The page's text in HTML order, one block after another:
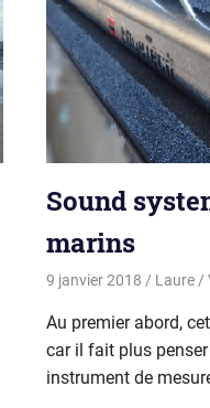
Sound
marins
9 janvier 2018 Laure
Au premier abord,
car il fait plus
instrument de